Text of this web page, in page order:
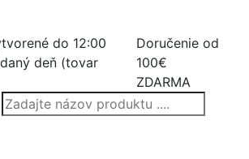
do 12:00
deň (tovar
Doručenie od
100€
ZDARMA